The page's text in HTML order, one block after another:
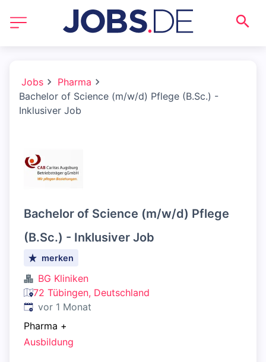
Jobs
Pharma
Bachelor of Science (m/w/d) Pflege (B.Sc.) -
Inklusiver Job
Bachelor of Science (m/w/d) Pflege
(B.Sc.) - Inklusiver Job
merken
BG Kliniken
72 Tübingen, Deutschland
Veröffentlicht:
vor 1 Monat
Pharma +
Ausbildung